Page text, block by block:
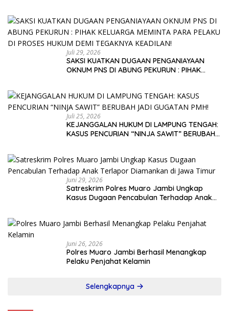
Juli 29, 2026
SAKSI KUATKAN DUGAAN PENGANIAYAAN
OKNUM PNS DI ABUNG PEKURUN : PIHAK
Juli 25, 2026
KEJANGGALAN HUKUM DI LAMPUNG TENGAH:
KASUS PENCURIAN “NINJA SAWIT” BERUBAH
Juni 29, 2026
Satreskrim Polres Muaro Jambi Ungkap
Kasus Dugaan Pencabulan Terhadap Anak
Juni 26, 2026
Polres Muaro Jambi Berhasil Menangkap
Pelaku Penjahat Kelamin
Selengkapnya